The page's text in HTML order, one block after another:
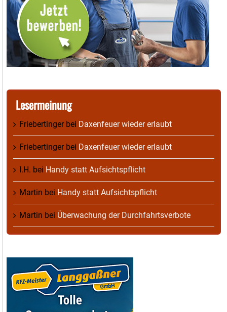
Lesermeinung
Friebertingerbei Daxenfeuer wieder erlaubt
Friebertingerbei Daxenfeuer wieder erlaubt
I.H. bei Handy statt Aufsichtspflicht
Martin bei Handy statt Aufsichtspflicht
Martin bei Überwachung der Durchfahrtsverbote